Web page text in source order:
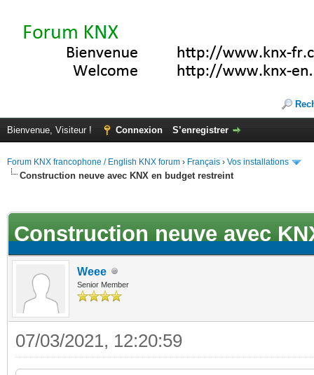
Bienvenue, Visiteur ! Connexion S’enregistrer
Forum KNX francophone / English KNX forum › Français › Vos installations
Construction neuve avec KNX en budget restreint
Construction neuve avec
Weee
Senior Member
07/03/2021, 12:20:59